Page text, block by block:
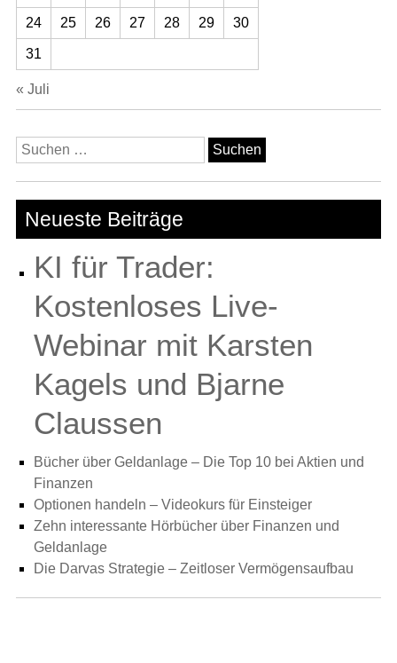
24 25 26 27 28 29 30
31
« Juli
Suchen
nach:
Neueste Beiträge
KI für Trader:
Kostenloses Live-
Webinar mit Karsten
Kagels und Bjarne
Claussen
Bücher über Geldanlage – Die Top 10 bei Aktien und
Finanzen
Optionen handeln – Videokurs für Einsteiger
Zehn interessante Hörbücher über Finanzen und
Geldanlage
Die Darvas Strategie – Zeitloser Vermögensaufbau